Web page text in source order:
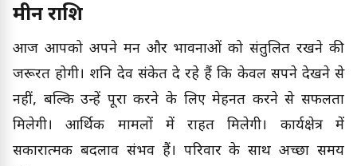
मीन राशि
आज आपको अपने मन और भावनाओं को संतुलित रखने की
जरूरत होगी। शनि देव संकेत दे रहे हैं कि केवल सपने देखने से
नहीं, बल्कि उन्हें पूरा करने के लिए मेहनत करने से सफलता
मिलेगी। आर्थिक मामलों में राहत मिलेगी। कार्यक्षेत्र में
सकारात्मक बदलाव संभव हैं। परिवार के साथ अच्छा समय